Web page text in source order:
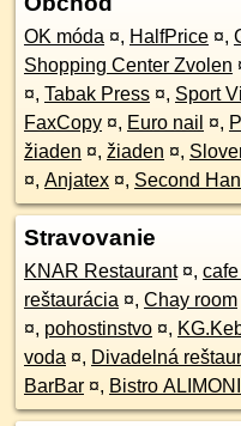
OK móda ¤, HalfPrice ¤,
Shopping Center Zvolen
¤, Tabak Press ¤, Sport
FaxCopy ¤, Euro nail ¤,
žiaden ¤, žiaden ¤,
¤, Anjatex ¤, Second
Stravovanie
KNAR Restaurant ¤,
reštaurácia ¤, Chay room
¤, pohostinstvo ¤,
voda ¤, Divadelná
BarBar ¤, Bistro